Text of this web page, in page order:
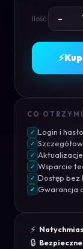
Ilość: -
⚡
CO
✓ Login i
✓
✓
✓ Wsparcie
✓ Dostęp bez
✔ Gwarancja
⚡
🔒